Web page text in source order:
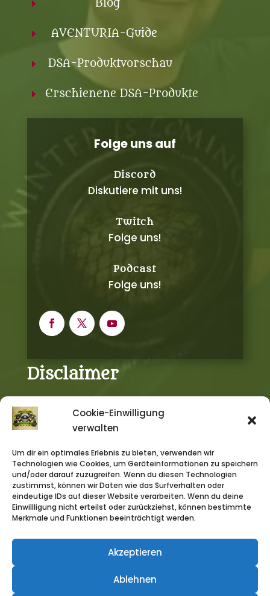
Cookie-Einwilligung
verwalten
Um dir ein optimales Erlebnis zu bieten, verwenden wir
Technologien wie Cookies, um Geräteinformationen zu speichern
und/oder darauf zuzugreifen. Wenn du diesen Technologien
zustimmst, können wir Daten wie das Surfverhalten oder
eindeutige IDs auf dieser Website verarbeiten. Wenn du deine
Einwillligung nicht erteilst oder zurückziehst, können bestimmte
Merkmale und Funktionen beeinträchtigt werden.
Akzeptieren
Ablehnen
E Blog
E AVENTURIA-Guide
E DSA-Produktvorschau
E Erschienene DSA-Produkte
Folge uns auf
Discord
Diskutiere mit uns!
Twitch
Folge uns!
Podcast
Folge uns!
Disclaimer
DAS SCHWARZE AUGE, DIE SCHWARZE KATZE,
AVENTURIA, AVENTURIEN, DERE, MYRANOR,
sind eingetragene Marken der Ulisses Spiele
GmbH, Waldems. Die Verwendung von
Grafiken auf der Homepage, in Streams,
Videos und Podcast erfolgt unter den von
Ulisses Spiele erlaubten Richtlinien. Eine
Verwendung über diese Richtlinien hinaus
darf nur nach vorheriger schriftlicher
Distribution GmbH erfolgen.